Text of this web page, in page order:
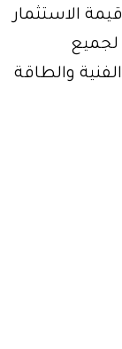
الاستثمار
لجميع
والطاقة